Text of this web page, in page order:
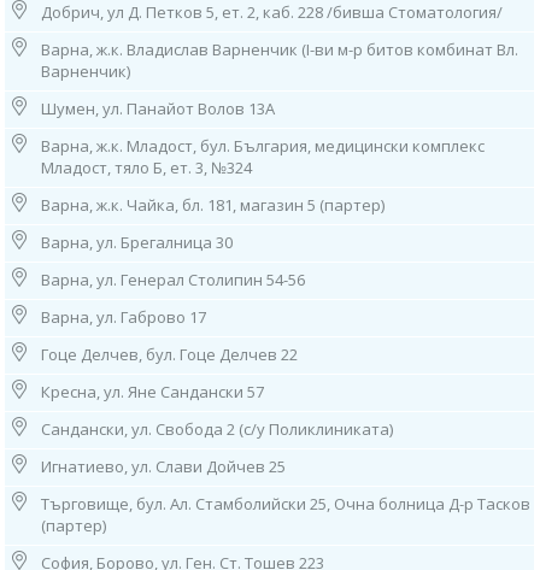
Работно време:
07.30ч до 15.30ч /от понеделник до петък/
8. София, ж.к. “Банишора”, ул. “Братя Миладинови” 104-106 (зад 2
МБАЛ)
тел: 0882 861 675
Работно време: 08.00ч до 16.00ч /от понеделник до петък/
9. гр. Нови Искър, ул. "Искърско дефиле" 120А
(до 31 ДКЦ), тел: 0882 862 234
Работно време: 08.00ч до 16.00ч /от понеделник до петък/
10. София, ж.к. “Гоце Делчев”, ул. “Костенски Водопад”, бл. 242 (срещу
тел: 0884 011 499
Работно време: 08.00ч до 16.00ч /от понеделник до петък/
11. София, ж.к. “Люлин” 2, бл. 217, вх. Д, ет. 1 (до 26 ДКЦ)
тел: 0886 550 774
Работно време: 08.00ч до 16.00ч /от понеделник до петък/
12. София, ж.к. “Младост” 1, бл. 53 (зад бивша 27ДКЦ)
тел: 0884 649 340
Работно време:
08.00ч до 16.00ч /от понеделник до петък/
Добрич, ул Д. Петков 5, ет. 2, каб. 228 /бивша Стоматология/
Варна, ж.к. Владислав Варненчик (I-ви м-р битов комбинат Вл.
Варненчик)
Шумен, ул. Панайот Волов 13А
Варна, ж.к. Младост, бул. България, медицински комплекс
Младост, тяло Б, ет. 3, №324
Варна, ж.к. Чайка, бл. 181, магазин 5 (партер)
Варна, ул. Брегалница 30
Варна, ул. Генерал Столипин 54-56
Варна, ул. Габрово 17
Гоце Делчев, бул. Гоце Делчев 22
Кресна, ул. Яне Сандански 57
Сандански, ул. Свобода 2 (с/у Поликлиниката)
Игнатиево, ул. Слави Дойчев 25
Търговище, бул. Ал. Стамболийски 25, Очна болница Д-р Тасков
(партер)
София, Борово, ул. Ген. Ст. Тошев 223